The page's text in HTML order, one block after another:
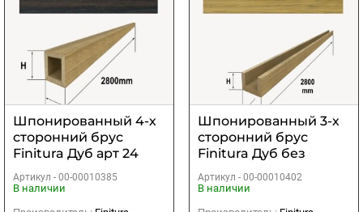
Шпонированный 4-х
сторонний брус
Finitura Дуб арт 24
40х40х2800 мм
Артикул - 00-00010385
В наличии
Шпонированный 3-х
сторонний брус
Finitura Дуб без
покрытия
40х40х2800 мм
Артикул - 00-00010402
В наличии